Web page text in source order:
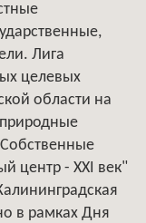
Лига
целевых
области на
центр - XXI век"
в рамках Дня